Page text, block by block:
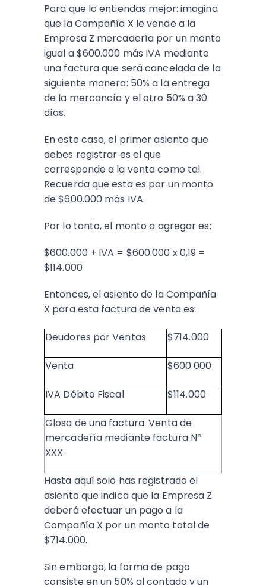
Para que lo entiendas mejor: imagina
que la Compañía X le vende a la
Empresa Z mercadería por un monto
igual a $600.000 más IVA mediante
una factura que será cancelada de la
siguiente manera: 50% a la entrega
de la mercancía y el otro 50% a 30
días.
En este caso, el primer asiento que
debes registrar es el que
corresponde a la venta como tal.
Recuerda que esta es por un monto
de $600.000 más IVA.
Por lo tanto, el monto a agregar es:
$600.000 + IVA = $600.000 x 0,19 =
$114.000
Entonces, el asiento de la Compañía
X para esta factura de venta es:
Deudores por Ventas $714.000
Venta $600.000
IVA Débito Fiscal $114.000
Glosa de una factura: Venta de
mercadería mediante factura Nº
XXX.
Hasta aquí solo has registrado el
asiento que indica que la Empresa Z
deberá efectuar un pago a la
Compañía X por un monto total de
$714.000.
Sin embargo, la forma de pago
consiste en un 50% al contado y un